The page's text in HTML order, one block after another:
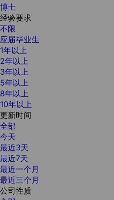
博士
经验要求
不限
应届毕业生
1年以上
2年以上
3年以上
5年以上
8年以上
10年以上
更新时间
全部
今天
最近3天
最近7天
最近一个月
最近三个月
公司性质